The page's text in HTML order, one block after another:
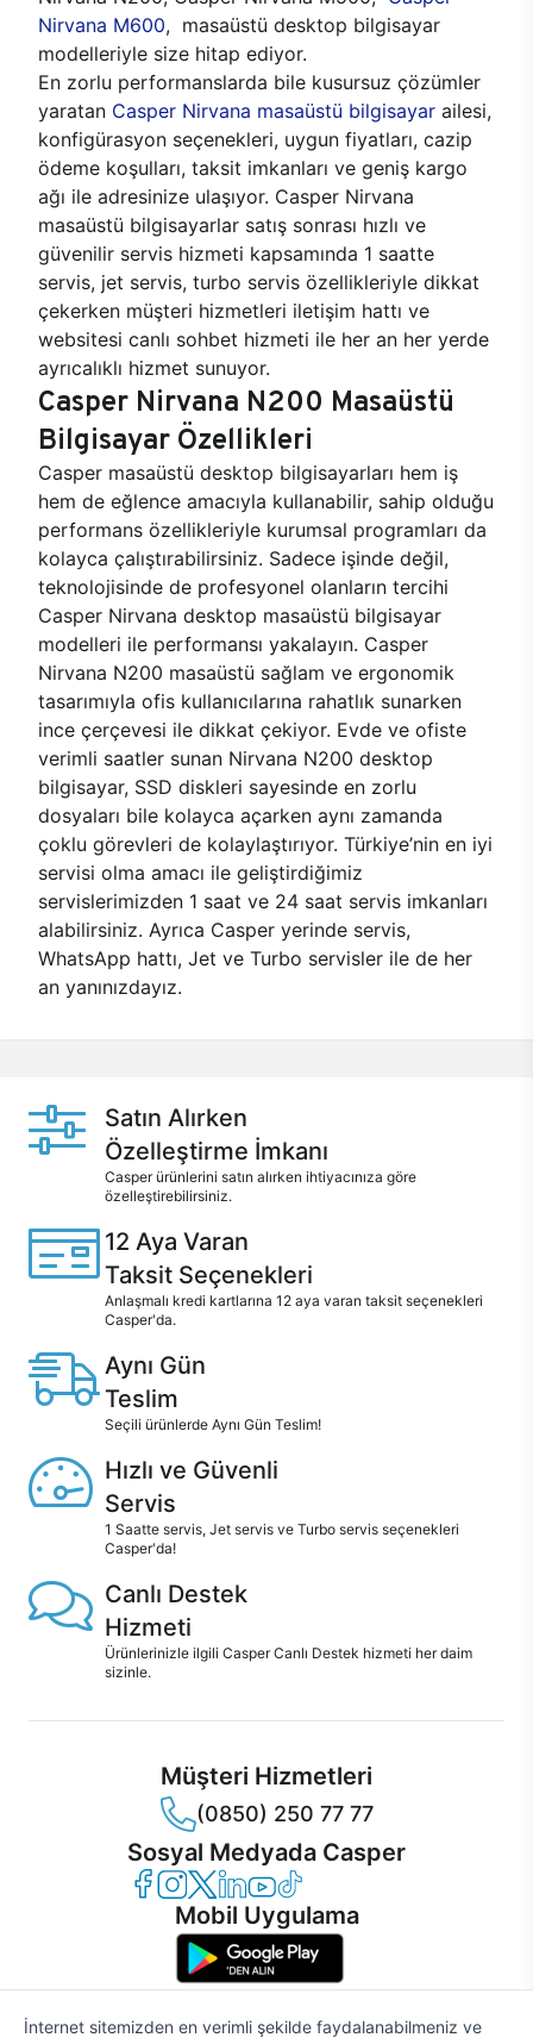
Nirvana M600, masaüstü desktop bilgisayar
modelleriyle size hitap ediyor.
En zorlu performanslarda bile kusursuz çözümler
yaratan Casper Nirvana masaüstü bilgisayar ailesi,
konfigürasyon seçenekleri, uygun fiyatları, cazip
ödeme koşulları, taksit imkanları ve geniş kargo
ağı ile adresinize ulaşıyor. Casper Nirvana
masaüstü bilgisayarlar satış sonrası hızlı ve
güvenilir servis hizmeti kapsamında 1 saatte
servis, jet servis, turbo servis özellikleriyle dikkat
çekerken müşteri hizmetleri iletişim hattı ve
websitesi canlı sohbet hizmeti ile her an her yerde
ayrıcalıklı hizmet sunuyor.
Casper Nirvana N200 Masaüstü
Bilgisayar Özellikleri
Casper masaüstü desktop bilgisayarları hem iş
hem de eğlence amacıyla kullanabilir, sahip olduğu
performans özellikleriyle kurumsal programları da
kolayca çalıştırabilirsiniz. Sadece işinde değil,
teknolojisinde de profesyonel olanların tercihi
Casper Nirvana desktop masaüstü bilgisayar
modelleri ile performansı yakalayın. Casper
Nirvana N200 masaüstü sağlam ve ergonomik
tasarımıyla ofis kullanıcılarına rahatlık sunarken
ince çerçevesi ile dikkat çekiyor. Evde ve ofiste
verimli saatler sunan Nirvana N200 desktop
bilgisayar, SSD diskleri sayesinde en zorlu
dosyaları bile kolayca açarken aynı zamanda
çoklu görevleri de kolaylaştırıyor. Türkiye’nin en iyi
servisi olma amacı ile geliştirdiğimiz
servislerimizden 1 saat ve 24 saat servis imkanları
alabilirsiniz. Ayrıca Casper yerinde servis,
WhatsApp hattı, Jet ve Turbo servisler ile de her
an yanınızdayız.
Satın Alırken
Özelleştirme İmkanı
Casper ürünlerini satın alırken ihtiyacınıza göre
özelleştirebilirsiniz.
12 Aya Varan
Taksit Seçenekleri
Anlaşmalı kredi kartlarına 12 aya varan taksit seçenekleri
Casper'da.
Aynı Gün
Teslim
Seçili ürünlerde Aynı Gün Teslim!
Hızlı ve Güvenli
Servis
1 Saatte servis, Jet servis ve Turbo servis seçenekleri
Casper'da!
Canlı Destek
Hizmeti
Ürünlerinizle ilgili Casper Canlı Destek hizmeti her daim
sizinle.
Müşteri Hizmetleri
(0850) 250 77 77
Sosyal Medyada Casper
Casper Facebook
Casper Instagram
Casper Twitter
Casper LinkedIn
Casper YouTube
Casper TikTok
Mobil Uygulama
İnternet sitemizden en verimli şekilde faydalanabilmeniz ve